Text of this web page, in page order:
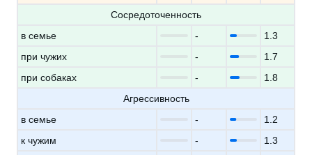
Сосредоточенность
в семье
-
1.3
при чужих
-
1.7
при собаках
-
1.8
Агрессивность
в семье
-
1.2
к чужим
-
1.3